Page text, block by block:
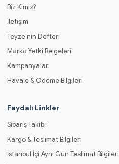
Biz Kimiz?
İletişim
Teyze'nin Defteri
Marka Yetki Belgeleri
Kampanyalar
Havale & Ödeme Bilgileri
Faydalı Linkler
Sipariş Takibi
Kargo & Teslimat Bilgileri
İstanbul İçi Aynı Gün Teslimat Bilgileri